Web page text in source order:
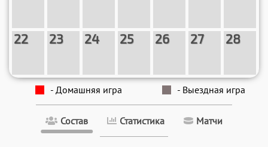
Состав Статистика Матчи
22 23 24 25 26 27 28
- Домашняя игра - Выездная игра